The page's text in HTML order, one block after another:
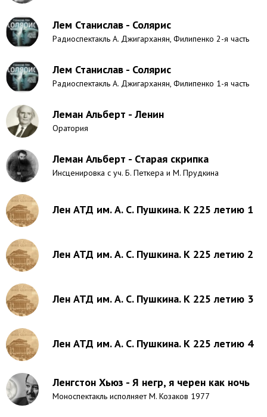
Лем Станислав - Солярис
Радиоспектакль А. Джигарханян, Филипенко 2-я часть
Лем Станислав - Солярис
Радиоспектакль А. Джигарханян, Филипенко 1-я часть
Леман Альберт - Ленин
Оратория
Леман Альберт - Старая скрипка
Инсценировка с уч. Б. Петкера и М. Прудкина
Лен АТД им. А. С. Пушкина. К 225 летию 1
Лен АТД им. А. С. Пушкина. К 225 летию 2
Лен АТД им. А. С. Пушкина. К 225 летию 3
Лен АТД им. А. С. Пушкина. К 225 летию 4
Ленгстон Хьюз - Я негр, я черен как ночь
Моноспектакль исполняет М. Козаков 1977